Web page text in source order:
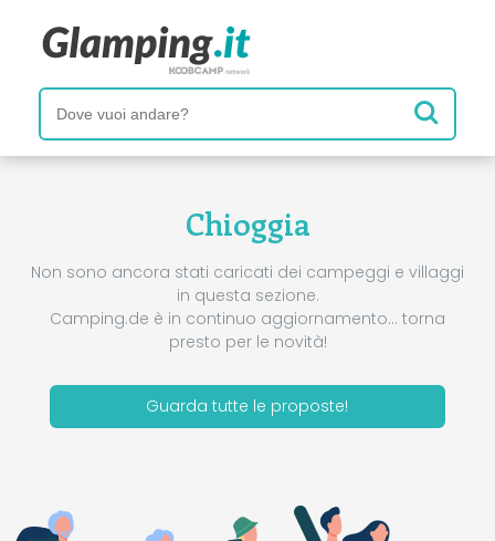
Chioggia
Non sono ancora stati caricati dei campeggi e villaggi
in questa sezione.
Camping.de è in continuo aggiornamento… torna
presto per le novità!
Guarda tutte le proposte!